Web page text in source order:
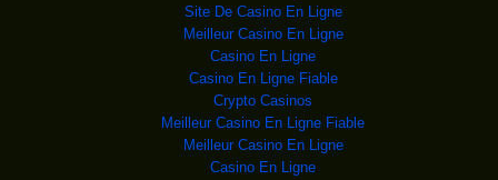
Les quatre derniers
Les quatre derniers
malades d'Ebola au Liberia o
Un tir fratricide am
Un soldat afghan blessé
lors de la frappe aérien
Le prévenu, 72 ans, qui avait
annoncé son refus
Le drapeau cubain a pris sa place
Site De Casino En Ligne
Meilleur Casino En Ligne
Casino En Ligne
Casino En Ligne Fiable
Crypto Casinos
Meilleur Casino En Ligne Fiable
Meilleur Casino En Ligne
Casino En Ligne